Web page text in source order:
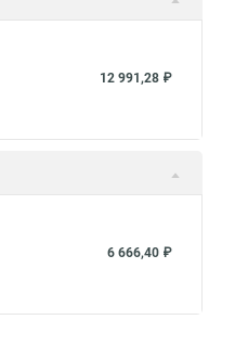
12 991,28 ₽
6 666,40 ₽